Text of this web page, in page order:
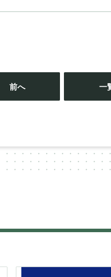
前へ 一